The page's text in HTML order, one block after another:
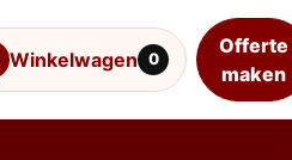
Winkelwagen 0
Offerte
maken